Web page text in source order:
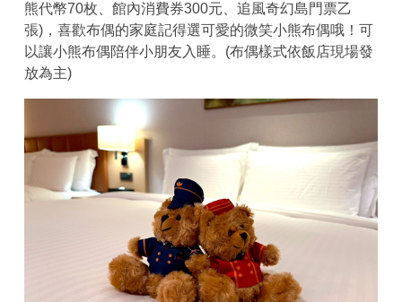
熊代幣70枚、館內消費券300元、追風奇幻島門票乙
張)，喜歡布偶的家庭記得選可愛的微笑小熊布偶哦！可
以讓小熊布偶陪伴小朋友入睡。(布偶樣式依飯店現場發
放為主)